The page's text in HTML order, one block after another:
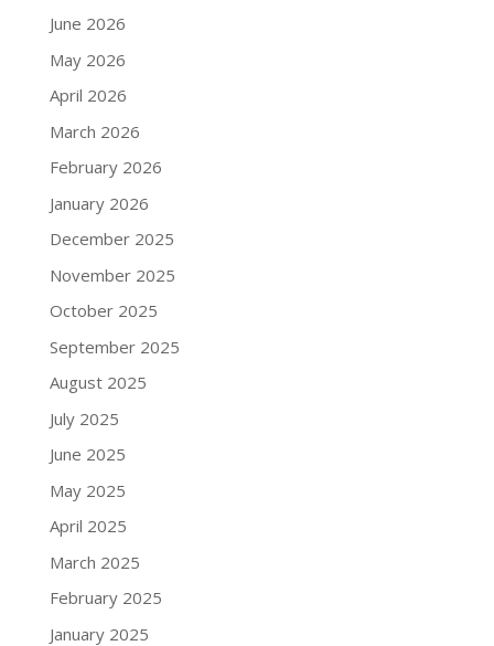
June 2026
May 2026
April 2026
March 2026
February 2026
January 2026
December 2025
November 2025
October 2025
September 2025
August 2025
July 2025
June 2025
May 2025
April 2025
March 2025
February 2025
January 2025